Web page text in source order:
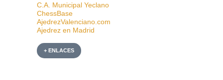
C.A. Municipal Yeclano
ChessBase
AjedrezValenciano.com
Ajedrez en Madrid
+ ENLACES